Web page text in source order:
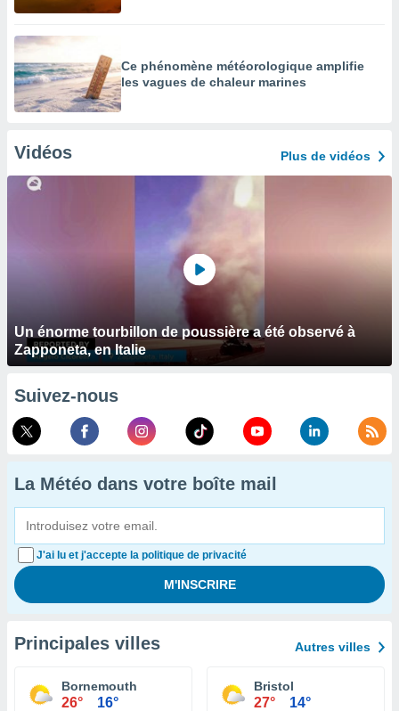
Ce phénomène météorologique amplifie
les vagues de chaleur marines
Vidéos Plus de vidéos
Un énorme tourbillon de poussière a été observé à
Zapponeta, en Italie
Suivez-nous
La Météo dans votre boîte mail
J'ai lu et j'accepte la politique de privacité
Principales villes Autres villes
Bornemouth
26° 16°
Bristol
27° 14°